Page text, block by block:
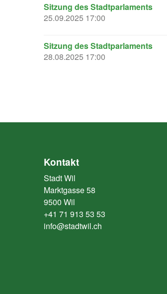
Sitzung des Stadtparlaments
25.09.2025 17:00
Sitzung des Stadtparlaments
28.08.2025 17:00
Kontakt
Stadt Wil
Marktgasse 58
9500 Wil
+41 71 913 53 53
info@stadtwil.ch